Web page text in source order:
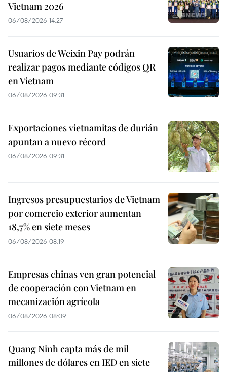
Vietnam 2026
06/08/2026 14:27
Usuarios de Weixin Pay podrán
realizar pagos mediante códigos QR
en Vietnam
06/08/2026 09:31
Exportaciones vietnamitas de durián
apuntan a nuevo récord
06/08/2026 09:31
Ingresos presupuestarios de Vietnam
por comercio exterior aumentan
18,7% en siete meses
06/08/2026 08:19
Empresas chinas ven gran potencial
de cooperación con Vietnam en
mecanización agrícola
06/08/2026 08:09
Quang Ninh capta más de mil
millones de dólares en IED en siete